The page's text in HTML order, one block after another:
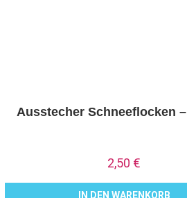
Ausstecher Schneeflocken
2,50 €
IN DEN WARENKORB